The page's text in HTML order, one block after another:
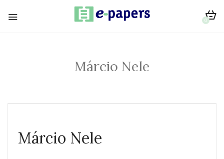
0
Márcio Nele
Márcio Nele